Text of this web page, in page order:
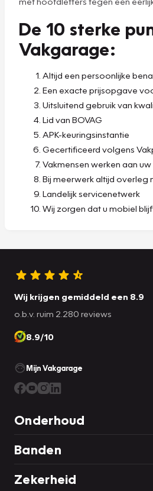
De 10 sterke
Vakgarage:
Altijd een persoonlijke
Een exacte prijsopgave
Uitsluitend gebruik van
Lid van BOVAG
APK-keuringsinstantie
Gecertificeerd volgens
Vakmensen werken aan
Bij meerwerk altijd overleg
Landelijk servicenetwerk
Wij zorgen dat u mobiel
Wij krijgen gemiddeld een 8.9
o.b.v. ruim 2.280 reviews
8.9/10
Mijn Vakgarage
Onderhoud
Banden
Zekerheid